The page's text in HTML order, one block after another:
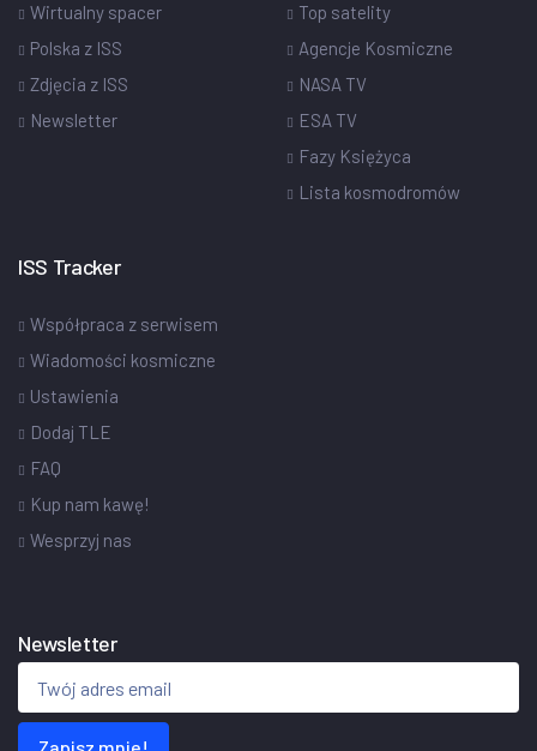
Wirtualny spacer
Polska z ISS
Zdjęcia z ISS
Newsletter
Top satelity
Agencje Kosmiczne
NASA TV
ESA TV
Fazy Księżyca
Lista kosmodromów
ISS Tracker
Współpraca z serwisem
Wiadomości kosmiczne
Ustawienia
Dodaj TLE
FAQ
Kup nam kawę!
Wesprzyj nas
Newsletter